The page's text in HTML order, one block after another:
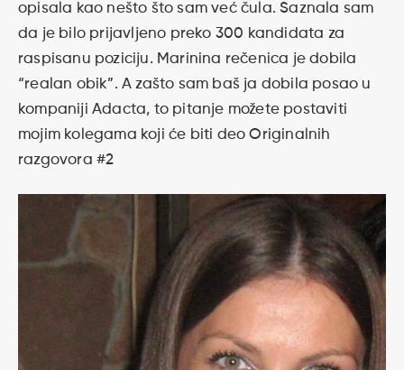
opisala kao nešto što sam već čula. Saznala sam
da je bilo prijavljeno preko 300 kandidata za
raspisanu poziciju. Marinina rečenica je dobila
“realan obik”. A zašto sam baš ja dobila posao u
kompaniji Adacta, to pitanje možete postaviti
mojim kolegama koji će biti deo Originalnih
razgovora #2